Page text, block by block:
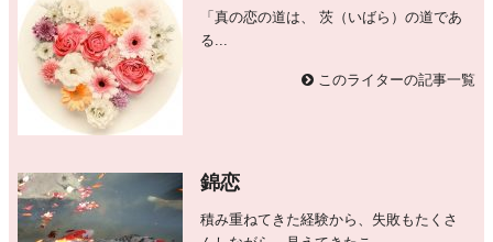
「真の恋の道は、 茨（いばら）の道であ
る...
このライターの記事一覧
錦恋
積み重ねてきた経験から、失敗もたくさ